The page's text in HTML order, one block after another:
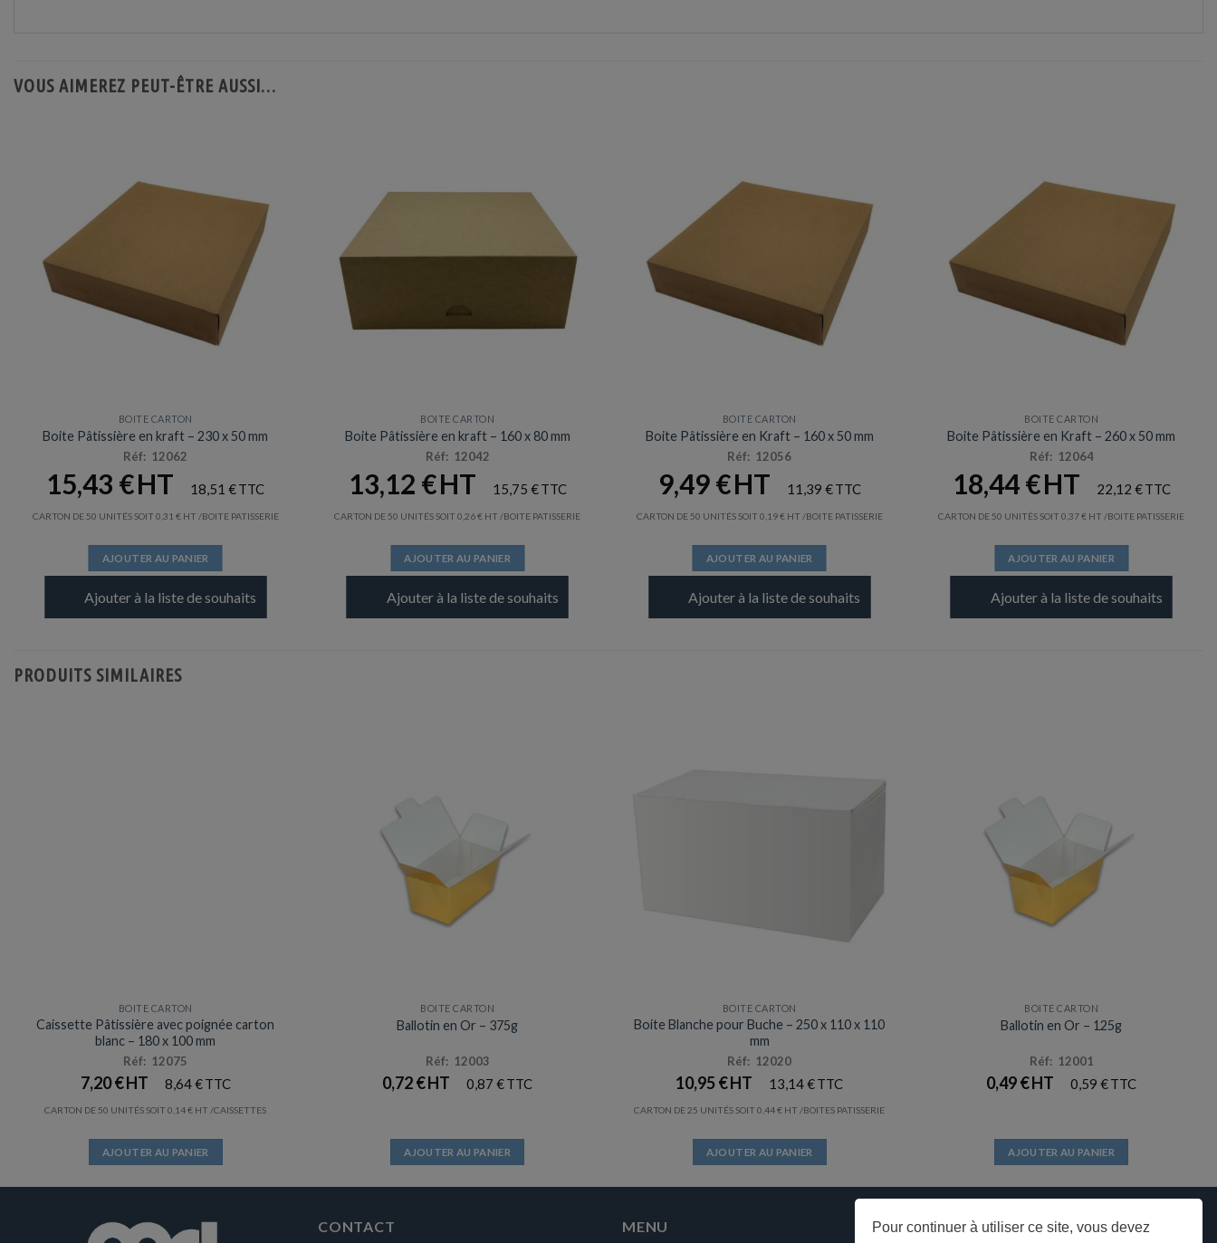
Pour continuer à utiliser ce site, vous devez
VOUS AIMEREZ PEUT-ÊTRE AUSSI…
BOITE CARTON
Boite Pâtissière en kraft – 230 x 50 mm
Réf: 12062
15,43 € 18,51€
CARTON DE 50 UNITÉS SOIT 0,31 € /BOITE PATISSERIE
AJOUTER AU PANIER
Ajouter à la liste de souhaits
BOITE CARTON
Boite Pâtissière en kraft – 160 x 80 mm
Réf: 12042
13,12 € 15,75 €
CARTON DE 50 UNITÉS SOIT 0,26€ /BOITE PATISSERIE
AJOUTER AU PANIER
Ajouter à la liste de souhaits
BOITE CARTON
Boite Pâtissière en Kraft – 160 x 50 mm
Réf: 12056
9,49€ 11,39 €
CARTON DE 50 UNITÉS SOIT 0,19€ /BOITE PATISSERIE
AJOUTER AU PANIER
Ajouter à la liste de souhaits
BOITE CARTON
Boite Pâtissière en Kraft – 260 x 50 mm
Réf: 12064
18,44€ 22,12 €
CARTON DE 50 UNITÉS SOIT 0,37€ /BOITE PATISSERIE
AJOUTER AU PANIER
Ajouter à la liste de souhaits
PRODUITS SIMILAIRES
Prix en baisse
BOITE CARTON
Caissette Pâtissière avec poignée carton
blanc – 180 x 100 mm
Réf: 12075
7,20€ 8,64€
CARTON DE 50 UNITÉS SOIT 0,14€ /CAISSETTES
AJOUTER AU PANIER
BOITE CARTON
Ballotin en Or – 375g
Réf: 12003
0,72€ 0,87€
AJOUTER AU PANIER
BOITE CARTON
Boite Blanche pour Buche – 250 x 110 x 110
mm
Réf: 12020
10,95€ 13,14€
CARTON DE 25 UNITÉS SOIT 0,44€ /BOITES PATISSERIE
AJOUTER AU PANIER
BOITE CARTON
Ballotin en Or – 125g
Réf: 12001
0,49€ 0,59€
AJOUTER AU PANIER
CONTACT MENU